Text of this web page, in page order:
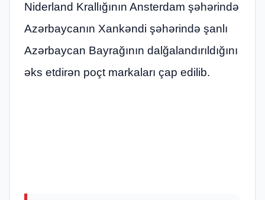
Niderland Krallığının Ansterdam şəhərində
Azərbaycanın Xankəndi şəhərində şanlı
Azərbaycan Bayrağının dalğalandırıldığını
əks etdirən poçt markaları çap edilib.